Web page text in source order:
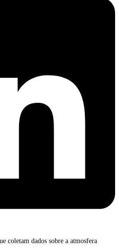
coletam dados sobre a atmosfera